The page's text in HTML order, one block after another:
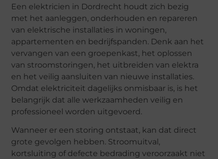
Een elektricien in Dordrecht houdt zich bezig
met het aanleggen, onderhouden en repareren
van elektrische installaties in woningen,
appartementen en bedrijfspanden. Denk aan het
vervangen van een groepenkast, het oplossen
van stroomstoringen, het uitbreiden van elektra
en het veilig aansluiten van nieuwe installaties.
Omdat elektriciteit dagelijks onmisbaar is, is het
belangrijk dat alle werkzaamheden veilig en
professioneel worden uitgevoerd.
Wanneer er een storing ontstaat, kan dat direct
grote gevolgen hebben. Stroomuitval,
kortsluiting of defecte bedrading veroorzaakt niet